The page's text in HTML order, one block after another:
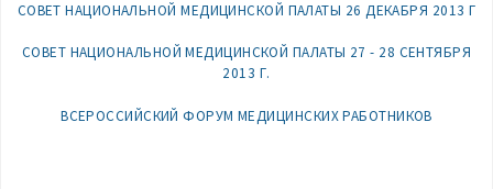
СОВЕТ НАЦИОНАЛЬНОЙ МЕДИЦИНСКОЙ ПАЛАТЫ 26 ДЕКАБРЯ 2013 Г
СОВЕТ НАЦИОНАЛЬНОЙ МЕДИЦИНСКОЙ ПАЛАТЫ 27 - 28 СЕНТЯБРЯ
2013 Г.
ВСЕРОССИЙСКИЙ ФОРУМ МЕДИЦИНСКИХ РАБОТНИКОВ